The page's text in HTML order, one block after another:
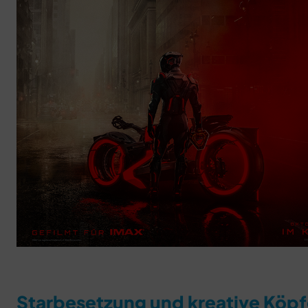
Starbesetzung und kreative